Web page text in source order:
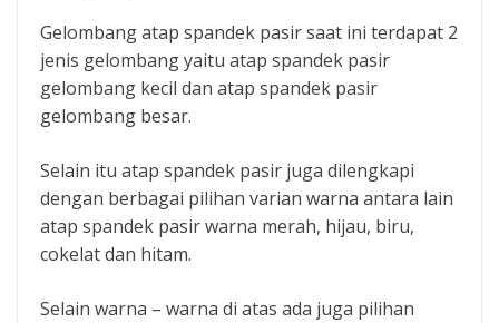
Gelombang atap spandek pasir saat ini terdapat 2
jenis gelombang yaitu atap spandek pasir
gelombang kecil dan atap spandek pasir
gelombang besar.
Selain itu atap spandek pasir juga dilengkapi
dengan berbagai pilihan varian warna antara lain
atap spandek pasir warna merah, hijau, biru,
cokelat dan hitam.
Selain warna – warna di atas ada juga pilihan